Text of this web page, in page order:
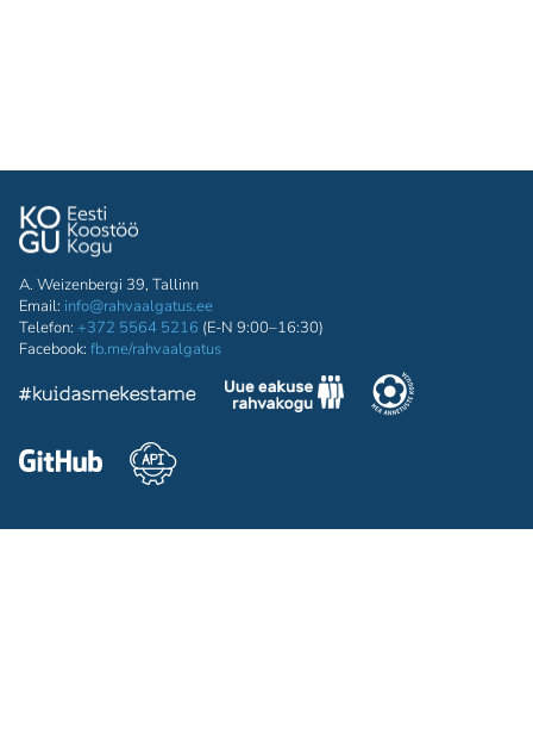
A. Weizenbergi 39, Tallinn
Email: info@rahvaalgatus.ee
Telefon: +372 5564 5216 (E-N 9:00–16:30)
Facebook: fb.me/rahvaalgatus